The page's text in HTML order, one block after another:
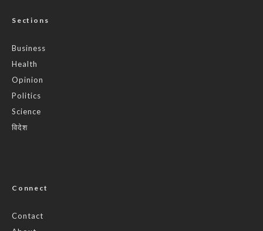
Sections
Business
Health
Opinion
Politics
Science
विदेश
Connect
Contact